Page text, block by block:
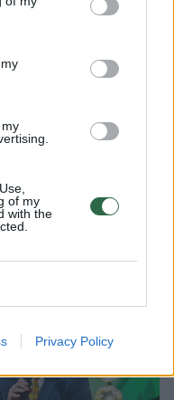
of my
with the
Privacy Policy
ir sakai „Labas,
detales,
kuris mūsų
viską padaryti
savo įmonėje
moterų lygos
Svarbu, kad
viską vienodai.